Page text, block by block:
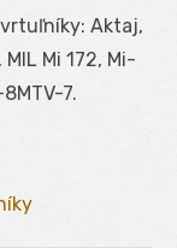
Aktaj,
Mi 172, Mi-
7.